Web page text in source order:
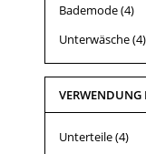
Bademode(4)
Unterwäsche(4)
Unterteile(4)